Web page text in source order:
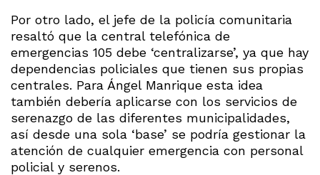
Por otro lado, el jefe de la policía comunitaria
resaltó que la central telefónica de
emergencias 105 debe ‘centralizarse’, ya que hay
dependencias policiales que tienen sus propias
centrales. Para Ángel Manrique esta idea
también debería aplicarse con los servicios de
serenazgo de las diferentes municipalidades,
así desde una sola ‘base’ se podría gestionar la
atención de cualquier emergencia con personal
policial y serenos.